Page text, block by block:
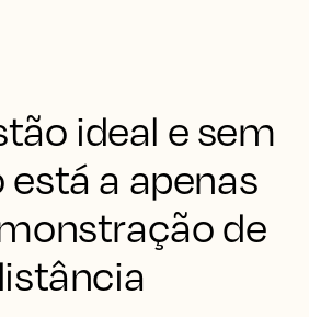
ideal e sem
a apenas
de